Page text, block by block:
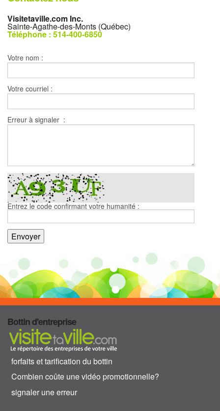
Visitetaville.com Inc.
Sainte-Agathe-des-Monts (Québec)
Téléphone : 514-400-6850
Votre nom :
Votre courriel :
Erreur à signaler :
Entrez le code confirmant votre humanité :
Bottin d'entreprise
forfaits et tarification du bottin
Combien coûte une vidéo promotionnelle?
signaler une erreur